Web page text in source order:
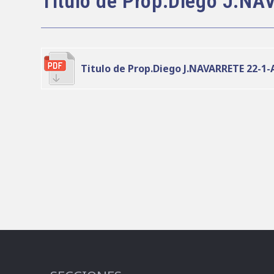
entrada:
Titulo de Prop.Diego J.NAVARRETE 22-1-